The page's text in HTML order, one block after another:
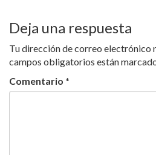
Deja una respuesta
Tu dirección de correo electrónico
campos obligatorios están
Comentario *